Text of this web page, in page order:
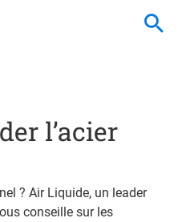
l’acier
? Air Liquide, un leader
conseille sur les